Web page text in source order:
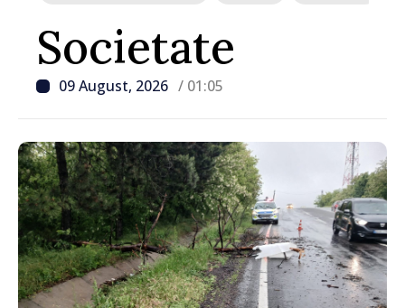
Societate
09 August, 2026 / 01:05